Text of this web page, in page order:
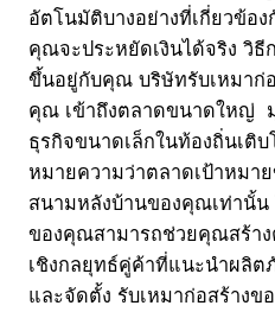
อัตโนมัติบางอย่างที่เกี่ยวข้อ
คุณจะประหยัดเงินได้จริง วิ
ขึ้นอยู่กับคุณ บริษัทรับเหมาก่
คุณ เข้าถึงตลาดขนาดใหญ่
ธุรกิจขนาดเล็กในท้องถิ่นเติ
หมายความว่าตลาดเป้าหมา
สนามหลังบ้านของคุณเท่านั้น
ของคุณสามารถช่วยคุณสร้า
เชิงกลยุทธ์คู่ค้าที่แนะนำผลิ
และจัดตั้ง รับเหมาก่อสร้าง